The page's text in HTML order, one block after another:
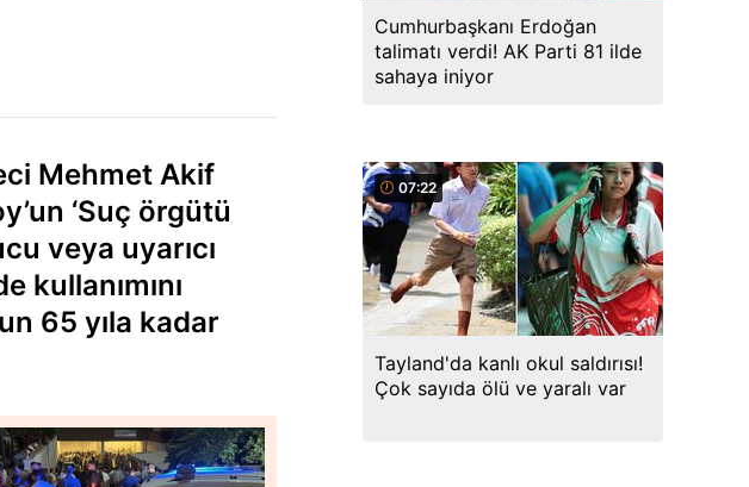
Mehmet Akif
‘Suç örgütü
veya uyarıcı
kullanımını
65 yıla kadar
Cumhurbaşkanı Erdoğan
talimatı verdi! AK Parti 81 ilde
sahaya iniyor
07:22
Tayland'da kanlı okul saldırısı!
Çok sayıda ölü ve yaralı var